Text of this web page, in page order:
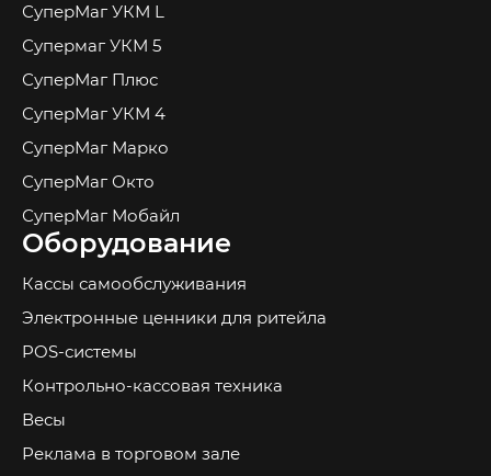
СуперМаг УКМ L
Супермаг УКМ 5
СуперМаг Плюс
СуперМаг УКМ 4
СуперМаг Марко
СуперМаг Окто
СуперМаг Мобайл
Оборудование
Кассы самообслуживания
Электронные ценники для ритейла
POS-системы
Контрольно-кассовая техника
Весы
Реклама в торговом зале